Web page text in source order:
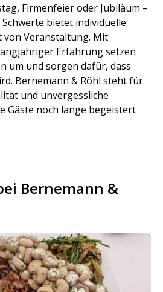
Firmenfeier oder Jubiläum –
bietet individuelle
von Veranstaltung. Mit
Erfahrung setzen
um und sorgen dafür, dass
Bernemann & Röhl steht für
und unvergessliche
Gäste noch lange begeistert
Bernemann &